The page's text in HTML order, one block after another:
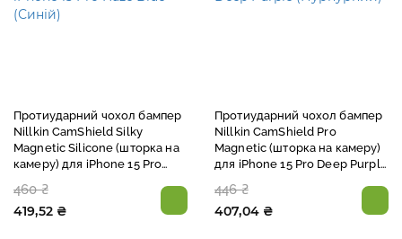
Протиударний чохол бампер
Nillkin CamShield Silky
Magnetic Silicone (шторка на
камеру) для iPhone 15 Pro
460 ₴
419,52 ₴
Протиударний чохол бампер
Nillkin CamShield Pro
Magnetic (шторка на камеру)
для iPhone 15 Pro Deep Purple
446 ₴
407,04 ₴